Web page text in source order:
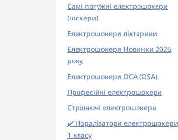
Самі потужні електрошокери
(шокери)
Електрошокери ліхтарики
Електрошокери Новинки 2026
року
Електрошокери ОСА (OSA)
Професійні електрошокери
Стріляючі електрошокери
✔️ Паралізатори електрошокери
1 класу